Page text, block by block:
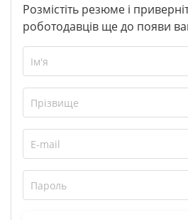
Розмістіть резюме і
роботодавців ще до появи